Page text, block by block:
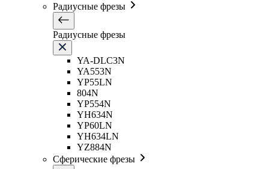
Радиусные фрезы
Радиусные фрезы
YA-DLC3N
YA553N
YP55LN
804N
YP554N
YH634N
YP60LN
YH634LN
YZ884N
Сферические фрезы